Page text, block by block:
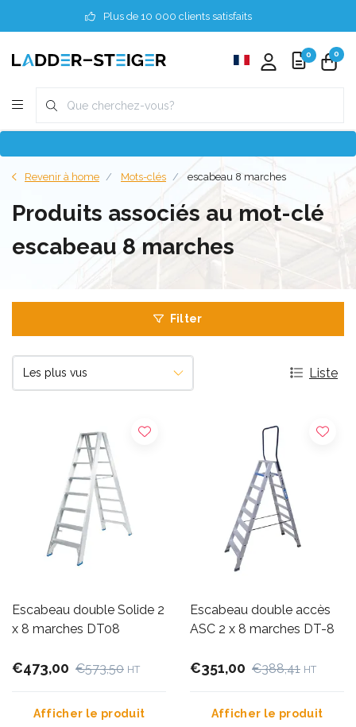
Plus de 10 000 clients satisfaits
0 0
Revenir à home Mots-clés escabeau 8 marches
Produits associés au mot-clé
escabeau 8 marches
Filter
Liste
Escabeau double Solide 2
x 8 marches DT08
€473,00 €573,50 HT
Afficher le produit
Escabeau double accès
ASC 2 x 8 marches DT-8
€351,00 €388,41 HT
Afficher le produit